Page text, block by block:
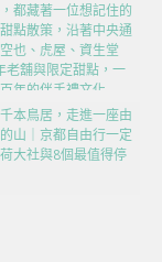
都藏著一位想記住的
點散策，沿著中央通
也、虎屋、資生堂
老舖與限定甜點，一
年的伴手禮文化
本鳥居，走進一座由
山｜京都自由行一定
大社與8個最值得停